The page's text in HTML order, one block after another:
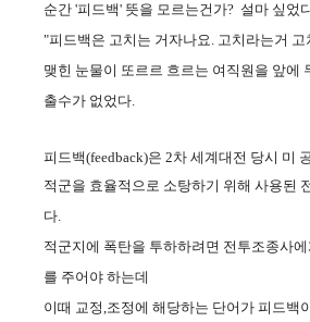
순간 '피드백' 뜻을 모르는건가? 설마 싶었
"피드백은 고치는 거자나요. 고치라는거 고
맺힌 눈물이 또르르 흐르는 여직원을 앞에
출수가 없었다.
피드백(feedback)은 2차 세계대전 당시 미
적군을 효율적으로 소탕하기 위해 사용된
다.
적군지에 폭탄을 투하하려면 전투조종사
를 주어야 하는데
이때 교정,조정에 해당하는 단어가 피드백